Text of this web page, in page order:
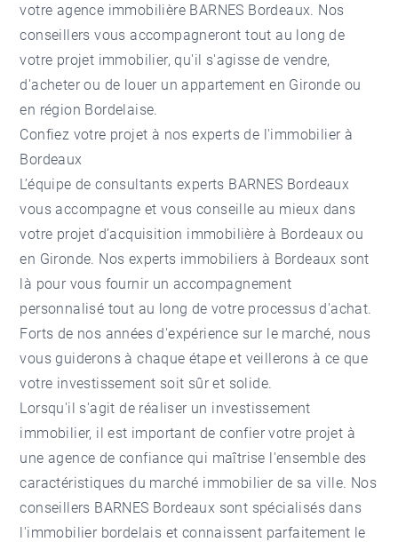
votre agence immobilière BARNES Bordeaux. Nos
conseillers vous accompagneront tout au long de
votre projet immobilier, qu'il s'agisse de vendre,
d'acheter ou de louer un appartement en Gironde ou
en région Bordelaise.
Confiez votre projet à nos experts de l'immobilier à
Bordeaux
L’équipe de consultants experts BARNES Bordeaux
vous accompagne et vous conseille au mieux dans
votre projet d’acquisition immobilière à Bordeaux ou
en Gironde. Nos experts immobiliers à Bordeaux sont
là pour vous fournir un accompagnement
personnalisé tout au long de votre processus d'achat.
Forts de nos années d'expérience sur le marché, nous
vous guiderons à chaque étape et veillerons à ce que
votre investissement soit sûr et solide.
Lorsqu'il s'agit de réaliser un investissement
immobilier, il est important de confier votre projet à
une agence de confiance qui maîtrise l'ensemble des
caractéristiques du marché immobilier de sa ville. Nos
conseillers BARNES Bordeaux sont spécialisés dans
l'immobilier bordelais et connaissent parfaitement le